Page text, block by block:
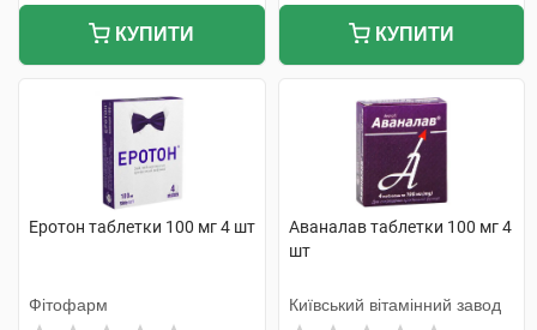
КУПИТИ КУПИТИ
Еротон таблетки 100 мг 4 шт
Фітофарм
Аваналав таблетки 100 мг 4
шт
Київський вітамінний завод